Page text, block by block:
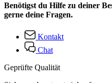
Benötigst du Hilfe zu deiner
gerne deine Fragen.
Kontakt
Chat
Geprüfte Qualität